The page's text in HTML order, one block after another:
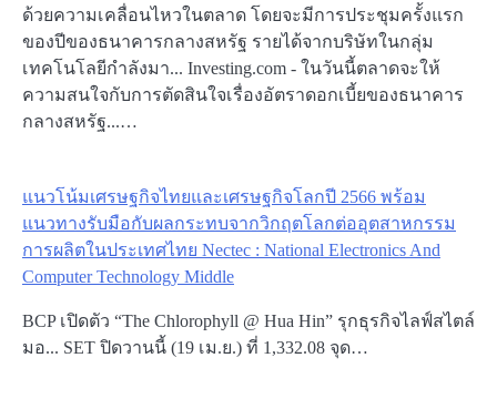
ด้วยความเคลื่อนไหวในตลาด โดยจะมีการประชุมครั้งแรก
ของปีของธนาคารกลางสหรัฐ รายได้จากบริษัทในกลุ่ม
เทคโนโลยีกำลังมา... Investing.com - ในวันนี้ตลาดจะให้
ความสนใจกับการตัดสินใจเรื่องอัตราดอกเบี้ยของธนาคาร
กลางสหรัฐ...…
แนวโน้มเศรษฐกิจไทยและเศรษฐกิจโลกปี 2566 พร้อม
แนวทางรับมือกับผลกระทบจากวิกฤตโลกต่ออุตสาหกรรม
การผลิตในประเทศไทย Nectec : National Electronics And
Computer Technology Middle
BCP เปิดตัว “The Chlorophyll @ Hua Hin” รุกธุรกิจไลฟ์สไตล์
มอ... SET ปิดวานนี้ (19 เม.ย.) ที่ 1,332.08 จุด…